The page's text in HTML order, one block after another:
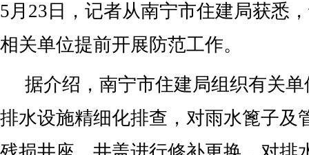
5月23日，记者从南宁市住建局获悉
相关单位提前开展防范工作。
据介绍，南宁市住建局组织有关
排水设施精细化排查，对雨水篦子及